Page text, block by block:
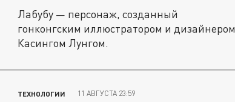
Лабубу — персонаж, созданный
гонконгским иллюстратором и дизайнером
Касингом Лунгом.
ТЕХНОЛОГИИ 11 АВГУСТА 23:59